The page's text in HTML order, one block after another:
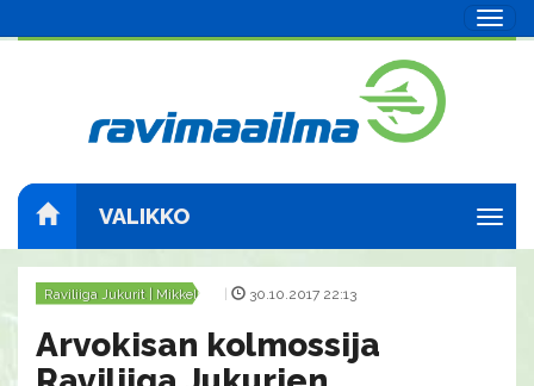
VALIKKO
Raviliiga Jukurit | Mikkeli | 30.10.2017 22:13
Arvokisan kolmossija